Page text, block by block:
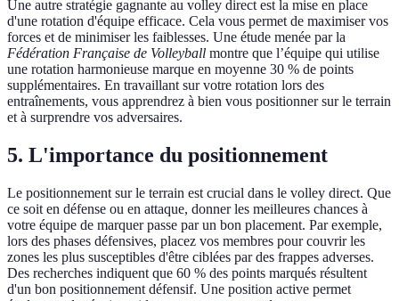
Une autre stratégie gagnante au volley direct est la mise en place
d'une rotation d'équipe efficace. Cela vous permet de maximiser vos
forces et de minimiser les faiblesses. Une étude menée par la
Fédération Française de Volleyball montre que l’équipe qui utilise
une rotation harmonieuse marque en moyenne 30 % de points
supplémentaires. En travaillant sur votre rotation lors des
entraînements, vous apprendrez à bien vous positionner sur le terrain
et à surprendre vos adversaires.
5. L'importance du positionnement
Le positionnement sur le terrain est crucial dans le volley direct. Que
ce soit en défense ou en attaque, donner les meilleures chances à
votre équipe de marquer passe par un bon placement. Par exemple,
lors des phases défensives, placez vos membres pour couvrir les
zones les plus susceptibles d'être ciblées par des frappes adverses.
Des recherches indiquent que 60 % des points marqués résultent
d'un bon positionnement défensif. Une position active permet